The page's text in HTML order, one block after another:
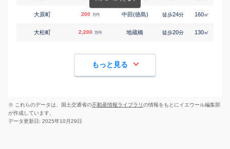
大原町 200 万円 中田(徳島) 徒歩24分 160㎡
大松町 2,200 万円 地蔵橋 徒歩20分 130㎡
もっと見る
※ これらのデータは、国土交通省の不動産情報ライブラリの情報をもとにイエウール編集部
が作成しています。
データ更新日: 2025年10月29日